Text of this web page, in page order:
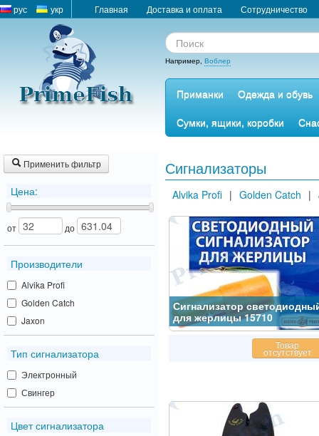
рус укр Главная Доставка и оплата Сотрудничество
Например, Воблер
Приманки
Одежда и обувь
Сумки, ящики, коробки
Применить фильтр
Цена:
от до
Производители
Alvika Profi
Golden Catch
Jaxon
Тип сигнализатора
Электронный
Свингер
Цвет сигнализатора
Сигнализаторы
Alvika Profi | Golden Catch |
Сигнализатор
для жерлицы 15710
Товар
отсутствует